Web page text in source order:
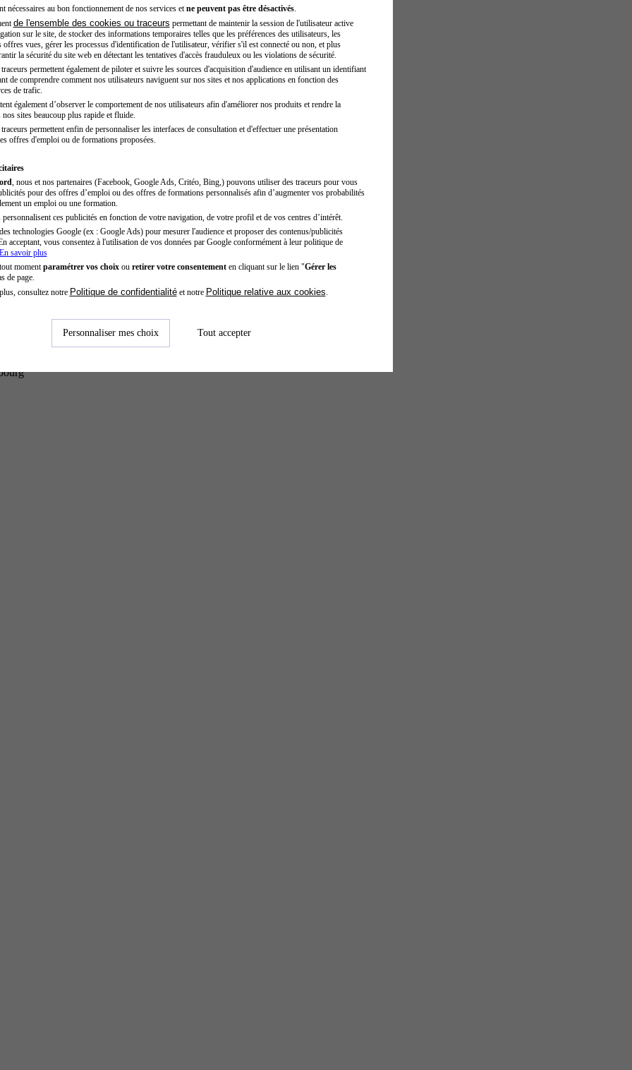
nécessaires au bon fonctionnement de nos services et ne peuvent pas être désactivés.
de l'ensemble des cookies ou traceurs permettant de maintenir la session de l'utilisateur active
sur le site, de stocker des informations temporaires telles que les préférences des utilisateurs, les
offres vues, gérer les processus d'identification de l'utilisateur, vérifier s'il est connecté ou non, et plus
la sécurité du site web en détectant les tentatives d'accès frauduleux ou les violations de sécurité.
permettent également de piloter et suivre les sources d'acquisition d'audience en utilisant un identifiant
de comprendre comment nos utilisateurs naviguent sur nos sites et nos applications en fonction des
de trafic.
également d’observer le comportement de nos utilisateurs afin d'améliorer nos produits et rendre la
sites beaucoup plus rapide et fluide.
permettent enfin de personnaliser les interfaces de consultation et d'effectuer une présentation
offres d'emploi ou de formations proposées.
, nous et nos partenaires (Facebook, Google Ads, Critéo, Bing,) pouvons utiliser des traceurs pour vous
pour des offres d’emploi ou des offres de formations personnalisés afin d’augmenter vos probabilités
un emploi ou une formation.
ces publicités en fonction de votre navigation, de votre profil et de vos centres d’intérêt.
technologies Google (ex : Google Ads) pour mesurer l'audience et proposer des contenus/publicités
acceptant, vous consentez à l'utilisation de vos données par Google conformément à leur politique de
savoir plus
moment paramétrer vos choixou retirer votre consentementen cliquant sur le lien "Gérer les
de page.
consultez notre Politique de confidentialitéet notre Politique relative aux cookies
Personnaliser mes choix Tout accepter